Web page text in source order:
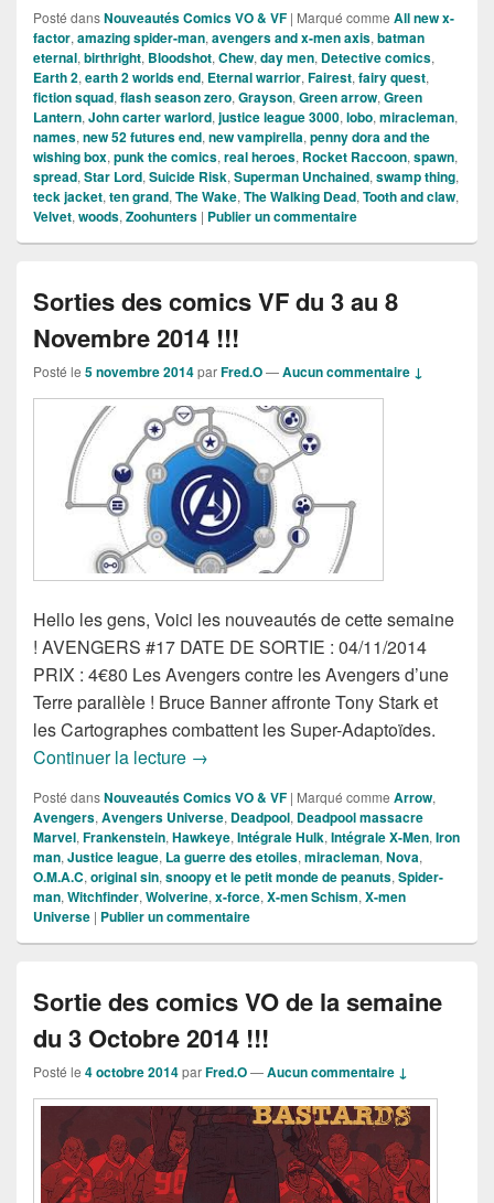
Posté dansNouveautés Comics VO & VF | Marqué comme All new x-
factor, amazing spider-man, avengers and x-men axis, batman
eternal, birthright, Bloodshot, Chew, day men, Detective comics,
Earth 2, earth 2 worlds end, Eternal warrior, Fairest, fairy quest,
fiction squad, flash season zero, Grayson, Green arrow, Green
Lantern, John carter warlord, justice league 3000, lobo, miracleman,
names, new 52 futures end, new vampirella, penny dora and the
wishing box, punk the comics, real heroes, Rocket Raccoon, spawn,
spread, Star Lord, Suicide Risk, Superman Unchained, swamp thing,
teck jacket, ten grand, The Wake, The Walking Dead, Tooth and claw,
Velvet, woods, Zoohunters | Publier un commentaire
Sorties des comics VF du 3 au 8
Novembre 2014 !!!
Posté le 5 novembre 2014parFred.O—Aucun commentaire ↓
Hello les gens, Voici les nouveautés de cette semaine
! AVENGERS #17 DATE DE SORTIE : 04/11/2014
PRIX : 4€80 Les Avengers contre les Avengers d’une
Terre parallèle ! Bruce Banner affronte Tony Stark et
les Cartographes combattent les Super-Adaptoïdes.
Continuer la lecture Sorties des comics VF du 3 au 8
→
Posté dansNouveautés Comics VO & VF | Marqué comme Arrow,
Avengers, Avengers Universe, Deadpool, Deadpool massacre
Marvel, Frankenstein, Hawkeye, Intégrale Hulk, Intégrale X-Men, Iron
man, Justice league, La guerre des etoiles, miracleman, Nova,
O.M.A.C, original sin, snoopy et le petit monde de peanuts, Spider-
man, Witchfinder, Wolverine, x-force, X-men Schism, X-men
Universe | Publier un commentaire
Sortie des comics VO de la semaine
du 3 Octobre 2014 !!!
Posté le 4 octobre 2014parFred.O—Aucun commentaire ↓